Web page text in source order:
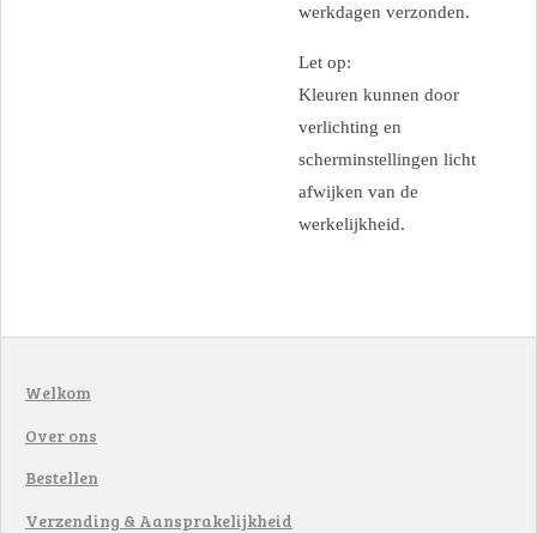
werkdagen verzonden.
Let op:
Kleuren kunnen door
verlichting en
scherminstellingen licht
afwijken van de
werkelijkheid.
Welkom
Over ons
Bestellen
Verzending & Aansprakelijkheid